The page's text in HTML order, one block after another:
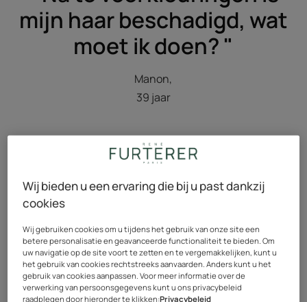
mijn haar beschadigd, wat
moet ik doen? "
Manon,
39 jaar
Wij bieden u een ervaring die bij u past dankzij
cookies
Wij gebruiken cookies om u tijdens het gebruik van onze site een
betere personalisatie en geavanceerde functionaliteit te bieden. Om
uw navigatie op de site voort te zetten en te vergemakkelijken, kunt u
het gebruik van cookies rechtstreeks aanvaarden. Anders kunt u het
gebruik van cookies aanpassen. Voor meer informatie over de
verwerking van persoonsgegevens kunt u ons privacybeleid
raadplegen door hieronder te klikken:Privacybeleid